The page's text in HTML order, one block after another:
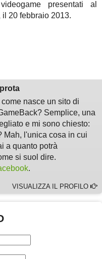
presentati al
20 febbraio 2013.
nasce un sito di
Semplice, una
e mi sono chiesto:
Mah, l'unica cosa in cui
a quanto potrà
si suol dire.
.
VISUALIZZA IL PROFILO